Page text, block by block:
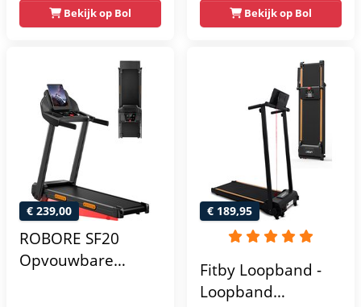
Handmatige
Helling –
Opvouwbaar /
Inklapbaar – B1S –
Black / Zwart –
Fitshow App –
Walking Pad –
Loopband voor
Thuis – Loopband
Fitness
Bekijk op Bol
km/u, 18% helling,
Bluetooth & LED-
Bekijk op Bol
€ 239,00
ROBORE SF20
Opvouwbare
€ 189,95
Fitby Loopband -
Loopband